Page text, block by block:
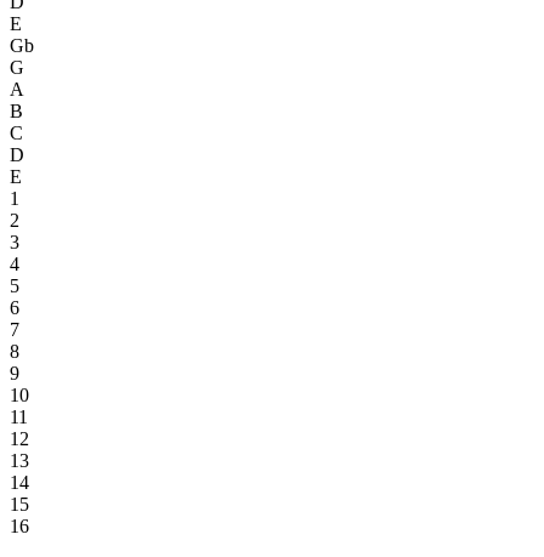
E
Gb
G
A
B
C
D
E
1
2
3
4
5
6
7
8
9
10
11
12
13
14
15
16